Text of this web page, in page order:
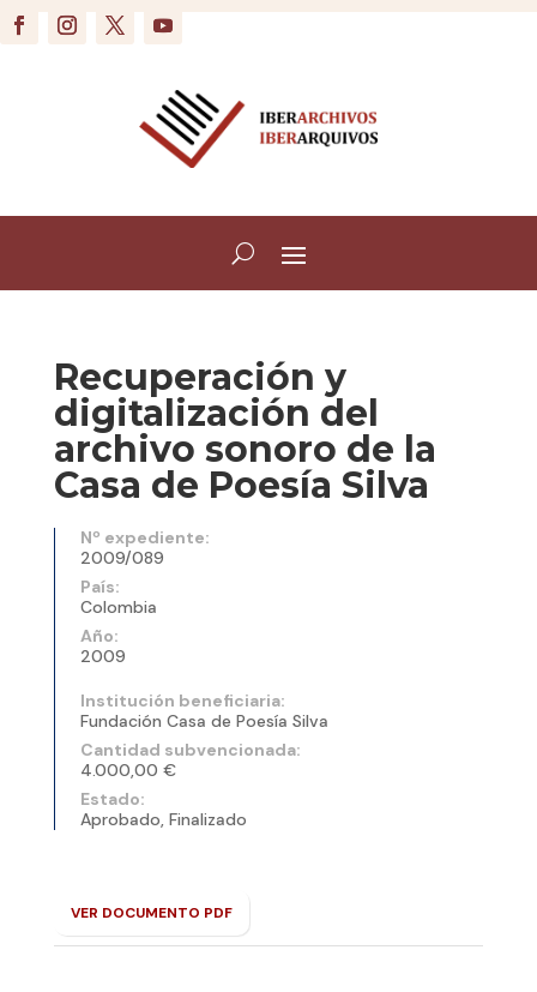
Recuperación y
digitalización del
archivo sonoro de la
Casa de Poesía Silva
Nº expediente:
2009/089
País:
Colombia
Año:
2009
Institución beneficiaria:
Fundación Casa de Poesía Silva
Cantidad subvencionada:
4.000,00 €
Estado:
Aprobado, Finalizado
VER DOCUMENTO PDF